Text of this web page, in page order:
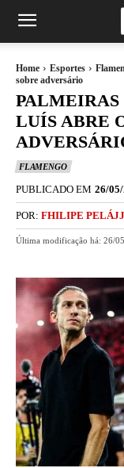
Home Esportes
sobre adversário
LUÍS ABRE
FLAMENGO
PUBLICADO EM 26/
POR: FHILIPE
Última modificação há: 26/